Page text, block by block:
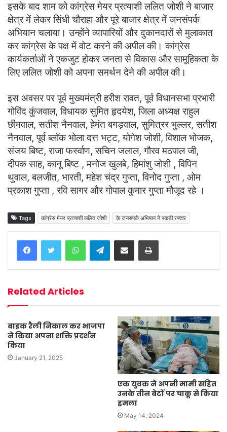
इसके बाद शाम को कांग्रेस मेयर प्रत्याशी ललित जोशी ने बाजार
क्षेत्र में लेकर सिंधी चौराहा और पूरे बाजार क्षेत्र में जनसंपर्क
अभियान चलाया। उन्होंने व्यापारियों और दुकानदारों से मुलाकात
कर कांग्रेस के पक्ष में वोट करने की अपील की। कांग्रेस
कार्यकर्ताओं ने एकजुट होकर जनता से विकास और सामूहिकता के
लिए ललित जोशी को अपना समर्थन देने की अपील की।
इस अवसर पर पूर्व मुख्यमंत्री हरीश रावत, पूर्व विधानसभा प्रभारी
गोविंद कुंजवाल, विधायक सुमित हृदयेश, जिला अध्यक्ष राहुल
छीमवाल, सतीश नैनवाल, हेमंत बगड़वाल, सुमित्रर भुल्लर, सतीश
नैनवाल, पूर्व ब्लॉक भोला दत्त भट्ट, योगेश जोशी, विशाल भोजक,
संजय बिष्ट, राजा फर्स्वाण, सचिन जलाल, गौरव मठपाल जी,
दीपक साह, कानू बिष्ट , मनोज खुलबे, हिमांशु जोशी , विपिन
थुवाल, बलजीत, भारती, महेश चंद्र गुप्ता, विनोद गुप्ता , ओम
प्रकाश गुप्ता , रवि सागर और गोपाल कुमार गुप्ता मौजूद रहे ।
Tags कांग्रेस मेयर प्रत्याशी ललित जोशी के जनसंपर्क अभियान ने पकड़ी रफ्तार
WhatsAppTelegramShare via Email Print
Related Articles
बाइक रैली निकाल कर भाजपा
ने किया अपना शक्ति प्रदर्शन
किया
January 21, 2025
एक युवक ने अपनी मामी सहित
उनके तीन बेटों पर चाकू से किया
हमला
May 14, 2024